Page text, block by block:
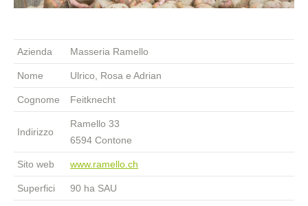
Azienda Masseria Ramello
Nome Ulrico, Rosa e Adrian
Cognome Feitknecht
Indirizzo
Ramello 33
6594 Contone
Sito web www.ramello.ch
Superfici 90 ha SAU